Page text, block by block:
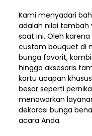
Kami menyadari
adalah nilai tambah
saat ini. Oleh
custom bouquet di
bunga favorit,
hingga aksesoris
kartu ucapan
besar seperti
menawarkan
dekorasi bunga
acara Anda.